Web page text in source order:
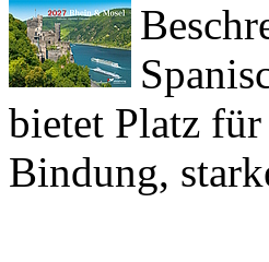
bietet Platz
Bindung,